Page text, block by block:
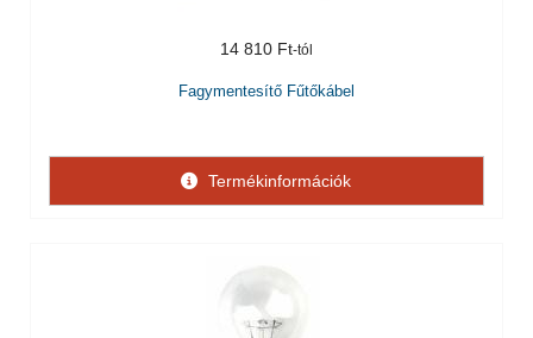
14 810 Ft
Fagymentesítő Fűtőkábel
Termékinformációk